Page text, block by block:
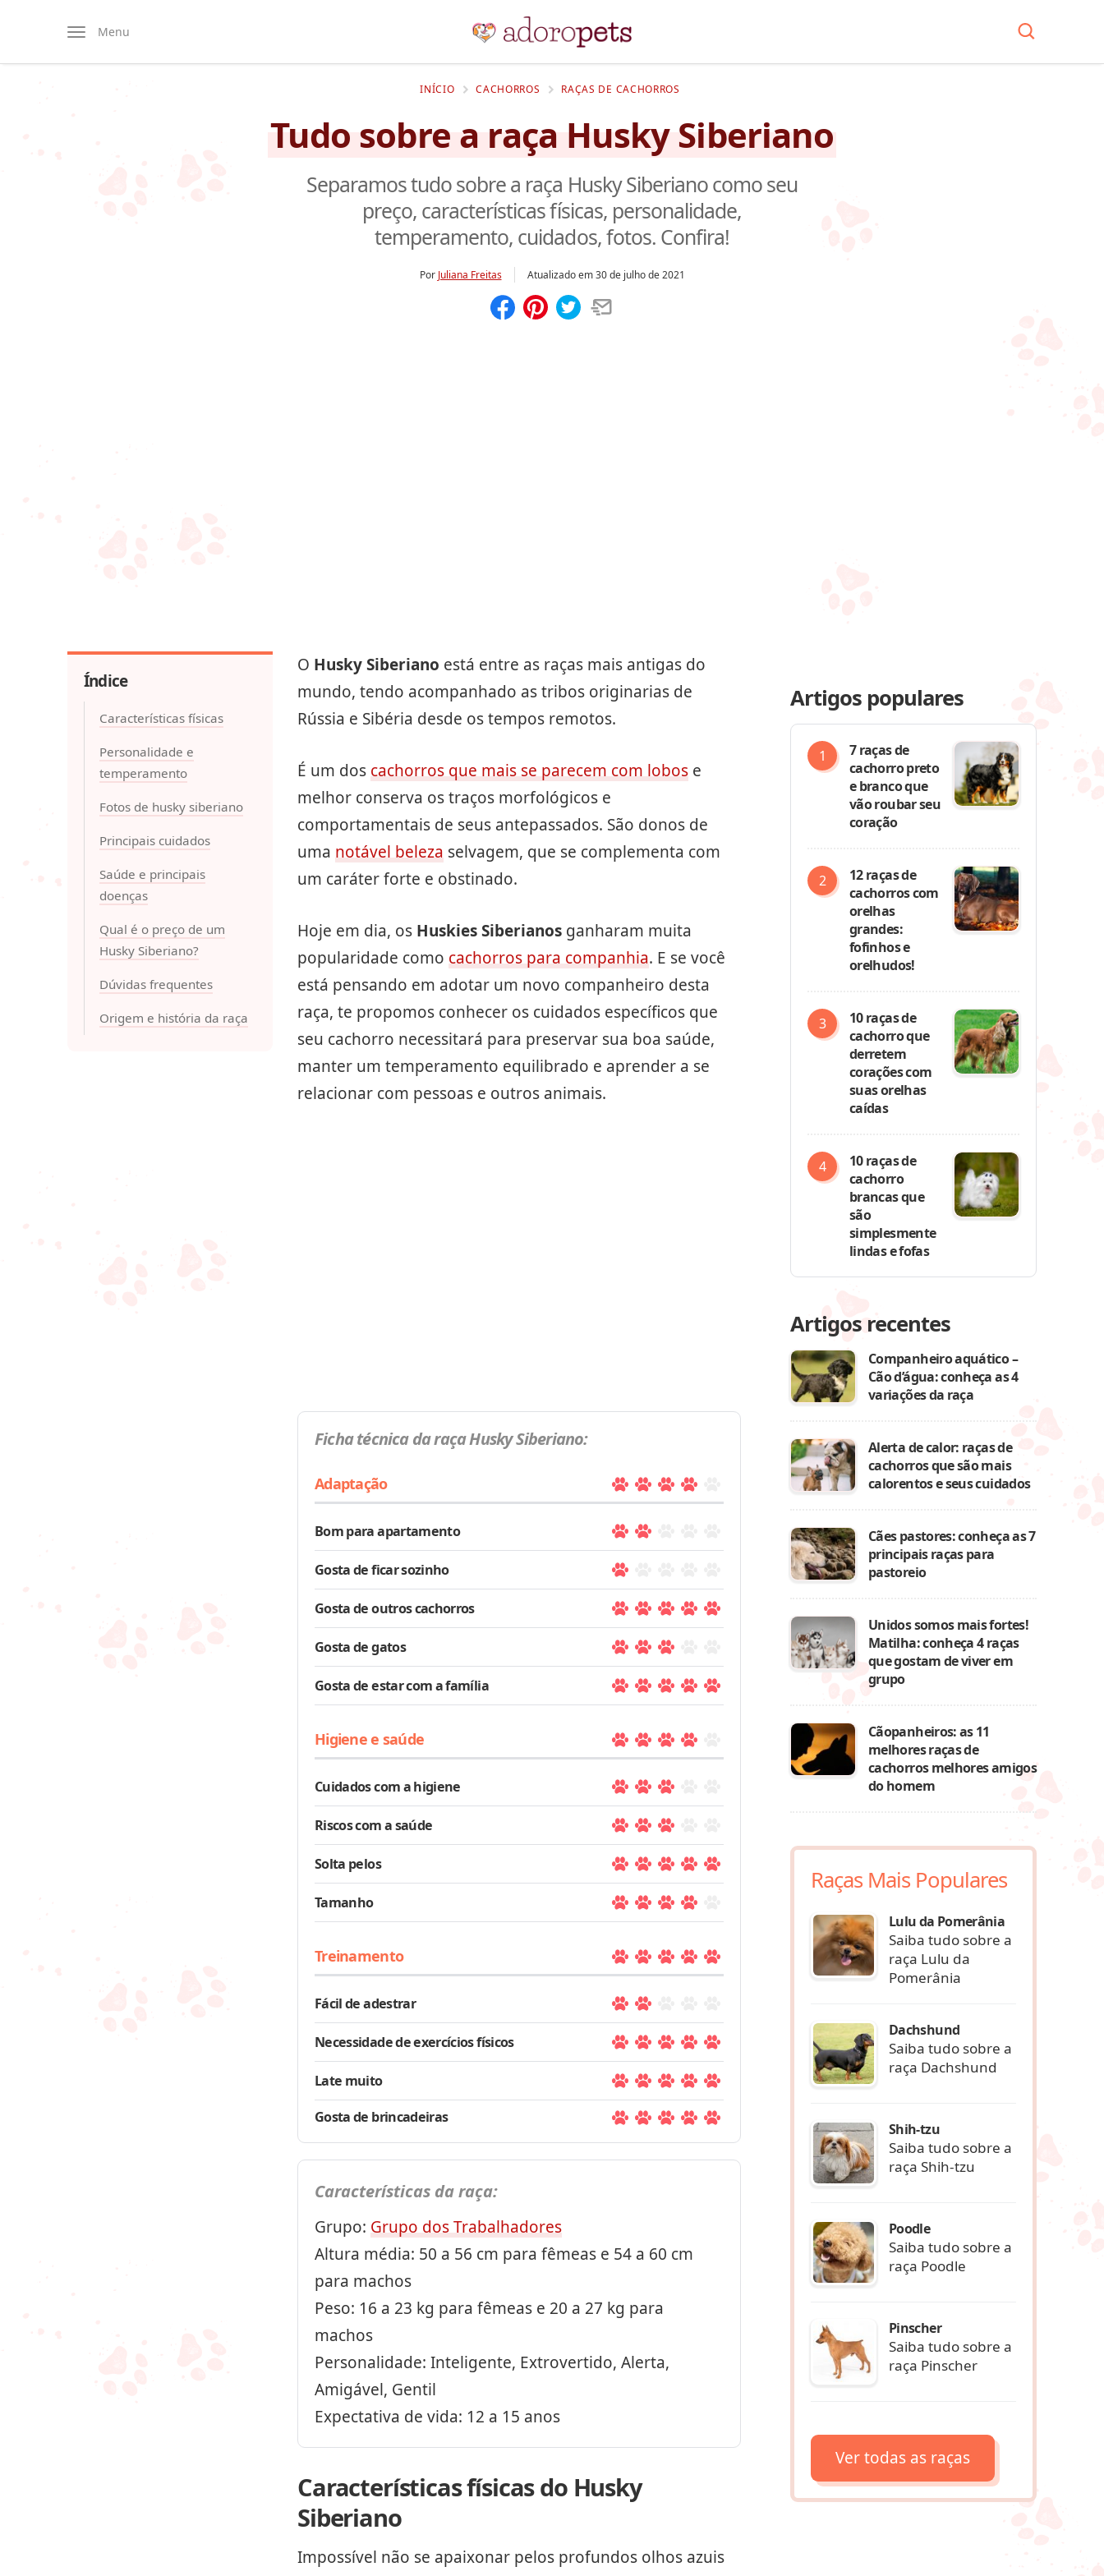
Menu
INÍCIO CACHORROS RAÇAS DE CACHORROS
Tudo sobre a raça Husky Siberiano
Separamos tudo sobre a raça Husky Siberiano como seu
preço, características físicas, personalidade,
temperamento, cuidados, fotos. Confira!
Por Juliana Freitas Atualizado em30 de julho de 2021
Índice
Características físicas
Personalidade e
temperamento
Fotos de husky siberiano
Principais cuidados
Saúde e principais
doenças
Qual é o preço de um
Husky Siberiano?
Dúvidas frequentes
Origem e história da raça
O Husky Siberiano está entre as raças mais antigas do
mundo, tendo acompanhado as tribos originarias de
Rússia e Sibéria desde os tempos remotos.
É um dos cachorros que mais se parecem com lobos e
melhor conserva os traços morfológicos e
comportamentais de seus antepassados. São donos de
uma notável beleza selvagem, que se complementa com
um caráter forte e obstinado.
Hoje em dia, os Huskies Siberianos ganharam muita
popularidade como cachorros para companhia. E se você
está pensando em adotar um novo companheiro desta
raça, te propomos conhecer os cuidados específicos que
seu cachorro necessitará para preservar sua boa saúde,
manter um temperamento equilibrado e aprender a se
relacionar com pessoas e outros animais.
Ficha técnica da raça Husky Siberiano:
Adaptação
Bom para apartamento
Gosta de ficar sozinho
Gosta de outros cachorros
Gosta de gatos
Gosta de estar com a família
Higiene e saúde
Cuidados com a higiene
Riscos com a saúde
Solta pelos
Tamanho
Treinamento
Fácil de adestrar
Necessidade de exercícios físicos
Late muito
Gosta de brincadeiras
Características da raça:
Grupo: Grupo dos Trabalhadores
Altura média: 50 a 56 cm para fêmeas e 54 a 60 cm
para machos
Peso: 16 a 23 kg para fêmeas e 20 a 27 kg para
machos
Personalidade: Inteligente, Extrovertido, Alerta,
Amigável, Gentil
Expectativa de vida: 12 a 15 anos
Características físicas do Husky
Siberiano
Impossível não se apaixonar pelos profundos olhos azuis
Artigos populares
7 raças de
cachorro preto
e branco que
vão roubar seu
coração
12 raças de
cachorros com
orelhas
grandes:
fofinhos e
orelhudos!
10 raças de
cachorro que
derretem
corações com
suas orelhas
caídas
10 raças de
cachorro
brancas que
são
simplesmente
lindas e fofas
Artigos recentes
Companheiro aquático –
Cão d’água: conheça as 4
variações da raça
Alerta de calor: raças de
cachorros que são mais
calorentos e seus cuidados
Cães pastores: conheça as 7
principais raças para
pastoreio
Unidos somos mais fortes!
Matilha: conheça 4 raças
que gostam de viver em
grupo
Cãopanheiros: as 11
melhores raças de
cachorros melhores amigos
do homem
Raças Mais Populares
Lulu da Pomerânia
Saiba tudo sobre a
raça Lulu da
Pomerânia
Dachshund
Saiba tudo sobre a
raça Dachshund
Shih-tzu
Saiba tudo sobre a
raça Shih-tzu
Poodle
Saiba tudo sobre a
raça Poodle
Pinscher
Saiba tudo sobre a
raça Pinscher
Ver todas as raças